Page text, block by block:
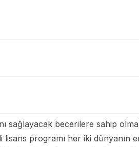
sağlayacak becerilere sahip
programı her iki dünyanın